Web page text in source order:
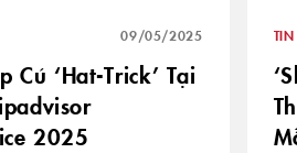
09/05/2025
Cú ‘Hat-Trick’ Tại
2025